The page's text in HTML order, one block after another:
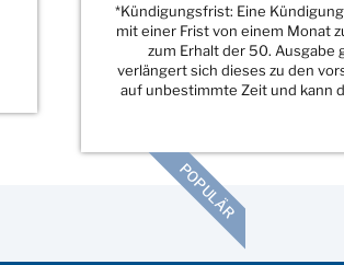
*Kündigungsfrist: Eine
mit einer Frist von einem Monat
zum Erhalt der 50.
verlängert sich dieses zu den
auf unbestimmte Zeit und kann
POPULÄR